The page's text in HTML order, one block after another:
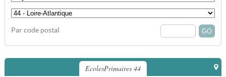
Par code postal
EcolesPrimaires 44